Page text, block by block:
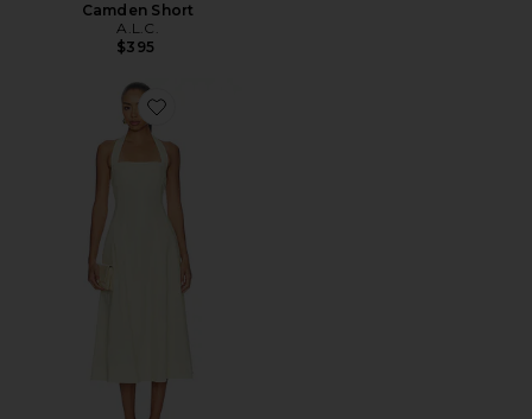
Camden Short
A.L.C.
$395
Favorite Elinor Dress